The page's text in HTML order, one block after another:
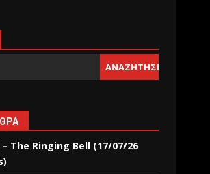
ΑΝΑΖΉΤΗΣΗ
– The Ringing Bell (17/07/26